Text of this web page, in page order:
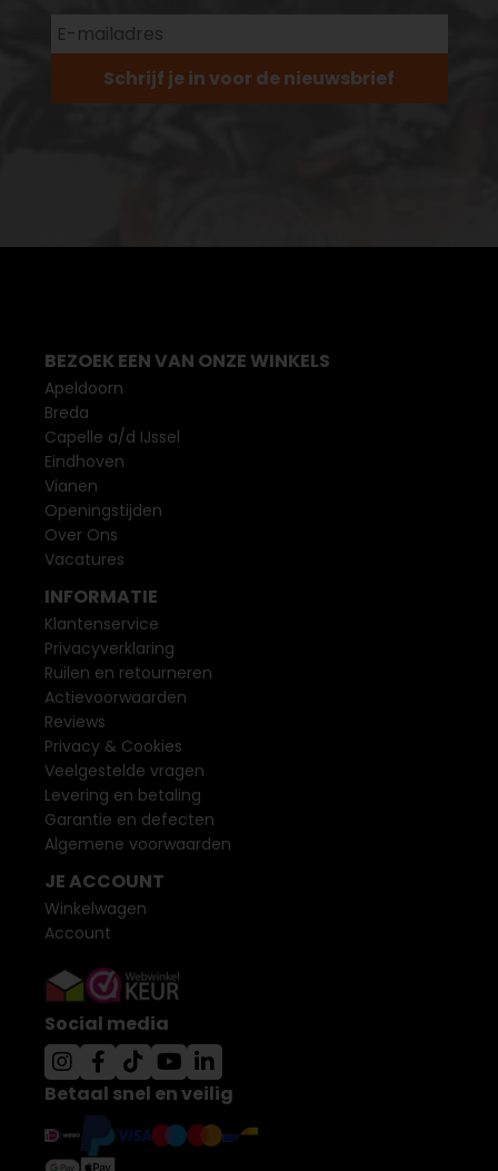
Schrijf je in voor de nieuwsbrief
BEZOEK EEN VAN ONZE WINKELS
Apeldoorn
Breda
Capelle a/d IJssel
Eindhoven
Vianen
Openingstijden
Over Ons
Vacatures
INFORMATIE
Klantenservice
Privacyverklaring
Ruilen en retourneren
Actievoorwaarden
Reviews
Privacy & Cookies
Veelgestelde vragen
Levering en betaling
Garantie en defecten
Algemene voorwaarden
JE ACCOUNT
Winkelwagen
Account
Social media
Betaal snel en veilig